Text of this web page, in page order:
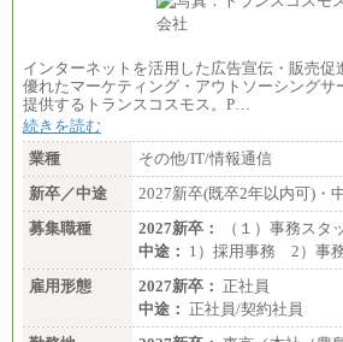
インターネットを活用した広告宣伝・販売促
優れたマーケティング・アウトソーシングサ
提供するトランスコスモス。P…
続きを読む
業種
その他/IT/情報通信
新卒／中途
2027新卒(既卒2年以内可)・
募集職種
2027新卒：
（１）事務スタ
中途： 1）採用事務 2）事
雇用形態
2027新卒： 正社員
中途： 正社員/契約社員